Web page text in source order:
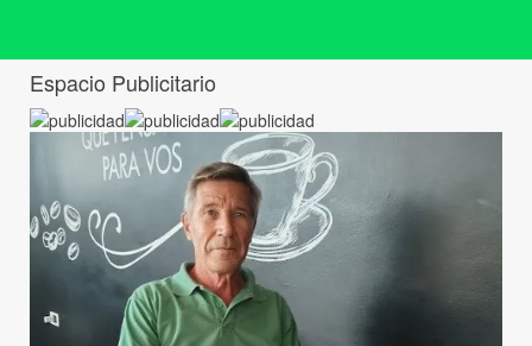
Espacio Publicitario